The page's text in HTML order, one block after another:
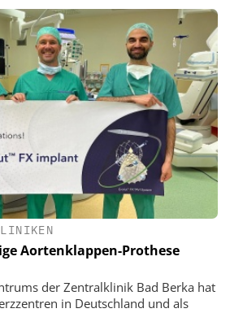
Aortenklappen-Prothese
der Zentralklinik Bad Berka hat
in Deutschland und als